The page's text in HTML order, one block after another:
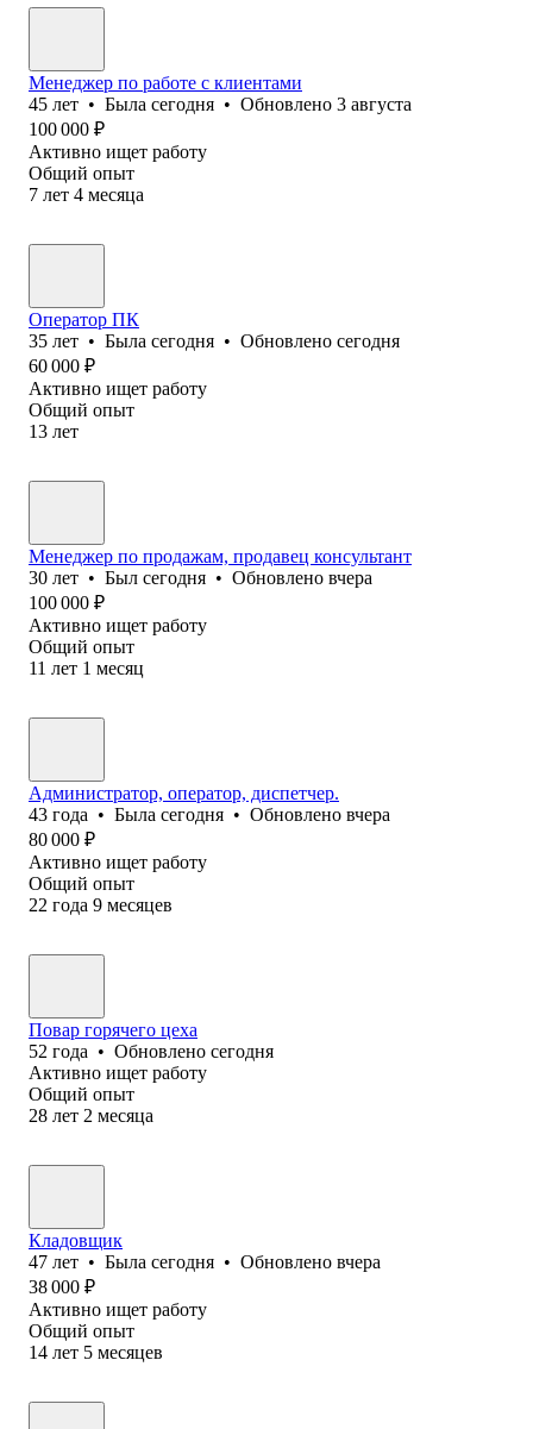
Менеджер по работе с клиентами
45 лет • Была сегодня • Обновлено 3 августа
100 000 ₽
Активно ищет работу
Общий опыт
7 лет 4 месяца
Оператор ПК
35 лет • Была сегодня • Обновлено сегодня
60 000 ₽
Активно ищет работу
Общий опыт
13 лет
Менеджер по продажам, продавец консультант
30 лет • Был сегодня • Обновлено вчера
100 000 ₽
Активно ищет работу
Общий опыт
11 лет 1 месяц
Администратор, оператор, диспетчер.
43 года • Была сегодня • Обновлено вчера
80 000 ₽
Активно ищет работу
Общий опыт
22 года 9 месяцев
Повар горячего цеха
52 года • Обновлено сегодня
Активно ищет работу
Общий опыт
28 лет 2 месяца
Кладовщик
47 лет • Была сегодня • Обновлено вчера
38 000 ₽
Активно ищет работу
Общий опыт
14 лет 5 месяцев